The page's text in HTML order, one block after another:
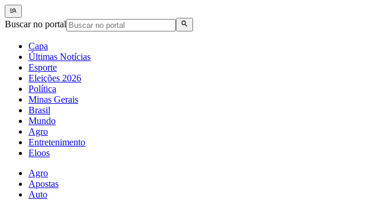
Buscar no portal
Capa
Últimas Notícias
Esporte
Eleições 2026
Política
Minas Gerais
Brasil
Mundo
Agro
Entretenimento
Eloos
Agro
Apostas
Auto